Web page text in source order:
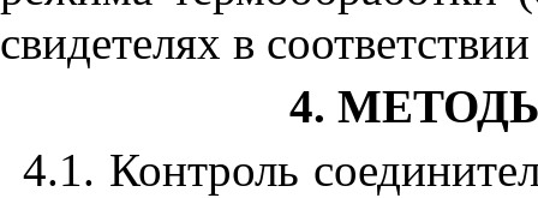
свидетелях в
4.
4.1. Контроль